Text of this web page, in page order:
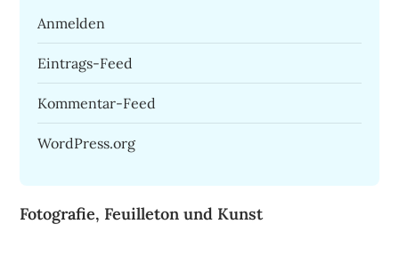
Anmelden
Eintrags-Feed
Kommentar-Feed
WordPress.org
Fotografie, Feuilleton und Kunst